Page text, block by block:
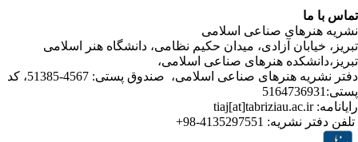
صناعی اسلامی
آزادی، میدان حکیم نظامی، دانشگاه هنر اسلامی
هنرهای صناعی اسلامی،
دفتر نشریه هنرهای صناعی اسلامی، صندوق پستی: 4567-51385، کد
نشریه:4135297551-98+